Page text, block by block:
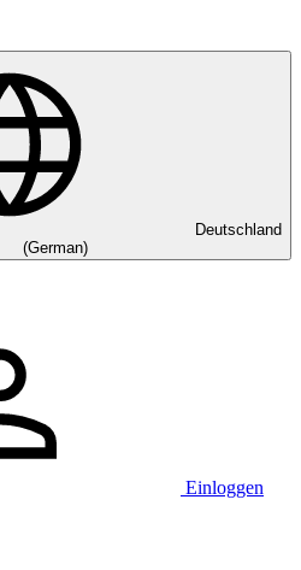
Deutschland
(German)
Einloggen